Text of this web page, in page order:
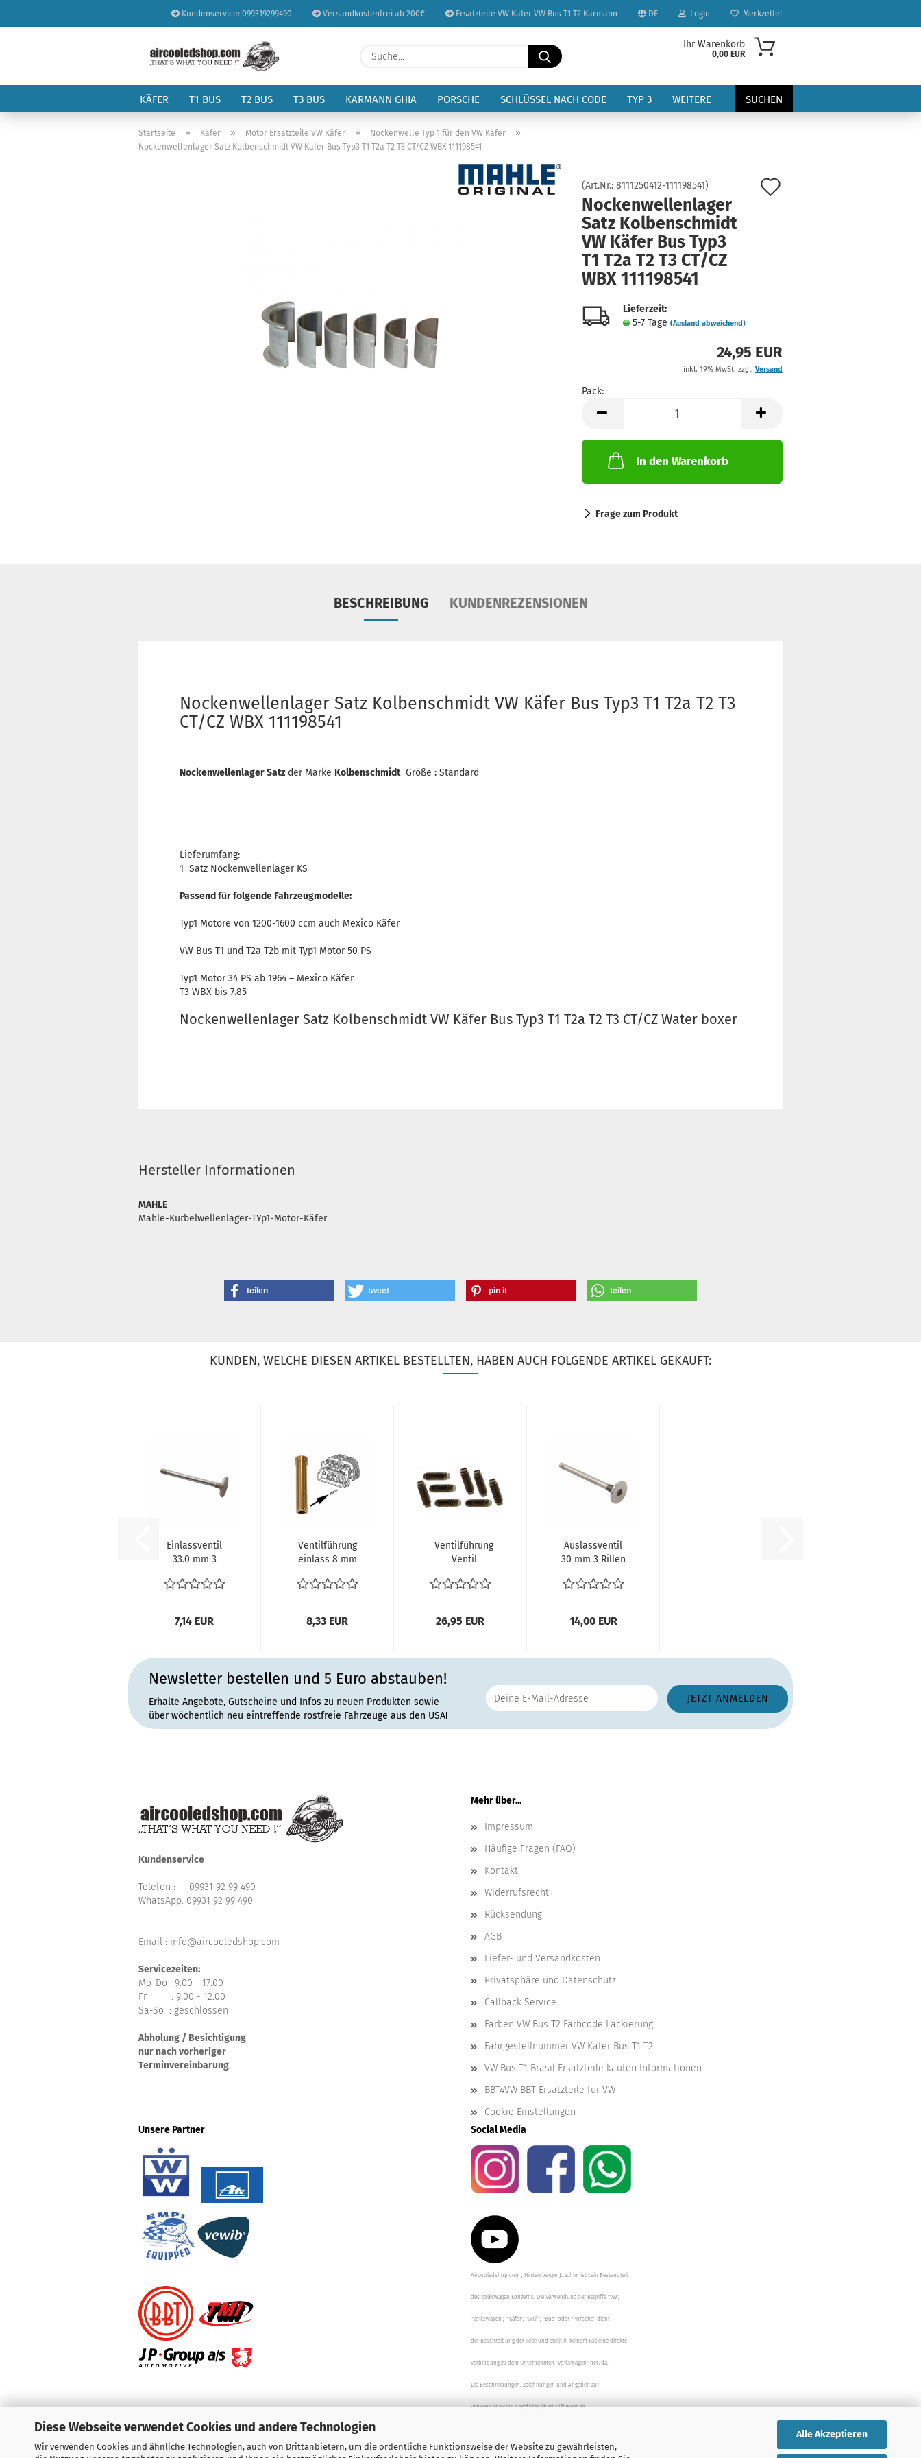
Diese Webseite verwendet Cookies und andere Technologien
Wir verwenden Cookies und ähnliche Technologien, auch von Drittanbietern, um die ordentliche Funktionsweise der Website zu gewährleisten,
Alle Akzeptieren
Kundenservice: 099319299490 Versandkostenfrei ab 200€ Ersatzteile VW Käfer VW Bus T1 T2 Karmann DE
Sprache auswählen
Lieferland
Login
Konto erstellen
Passwort vergessen?
Merkzettel
Suche...
Ihr Warenkorb
0,00 EUR
KÄFER T1 BUS T2 BUS T3 BUS KARMANN GHIA PORSCHE SCHLÜSSEL NACH CODE TYP 3 SUCHEN
WEITERE
Startseite » Käfer » Motor Ersatzteile VW Käfer » Nockenwelle Typ 1 für den VW Käfer »
Nockenwellenlager Satz Kolbenschmidt VW Käfer Bus Typ3 T1 T2a T2 T3 CT/CZ WBX 111198541
(Art.Nr.: 8111250412-111198541)
Nockenwellenlager
Satz Kolbenschmidt
VW Käfer Bus Typ3
T1 T2a T2 T3 CT/CZ
WBX 111198541
Lieferzeit:
5-7 Tage (Ausland abweichend)
24,95 EUR
inkl. 19% MwSt. zzgl. Versand
Pack:
Pack
In den Warenkorb
Frage zum Produkt
BESCHREIBUNG KUNDENREZENSIONEN
Nockenwellenlager Satz Kolbenschmidt VW Käfer Bus Typ3 T1 T2a T2 T3
CT/CZ WBX 111198541
Nockenwellenlager Satz der Marke KolbenschmidtGröße : Standard
Lieferumfang:
1 Satz Nockenwellenlager KS
Passend für folgende Fahrzeugmodelle:
Typ1 Motore von 1200-1600 ccm auch Mexico Käfer
VW Bus T1 und T2a T2b mit Typ1 Motor 50 PS
Typ1 Motor 34 PS ab 1964 – Mexico Käfer
T3 WBX bis 7.85
Nockenwellenlager Satz Kolbenschmidt VW Käfer Bus Typ3 T1 T2a T2 T3 CT/CZ Water boxer
Hersteller Informationen
MAHLE
Mahle-Kurbelwellenlager-TYp1-Motor-Käfer
teilen tweet pin it teilen
KUNDEN, WELCHE DIESEN ARTIKEL BESTELLTEN, HABEN AUCH FOLGENDE ARTIKEL GEKAUFT:
Einlassventil
33.0 mm 3
Einlaßventil
7,14 EUR
Ventilführung
einlass 8 mm
Käfer VW Bus...
8,33 EUR
Ventilführung
Ventil
M8 Typ1
26,95 EUR
Auslassventil
30 mm 3 Rillen
29 kW (34-40...
14,00 EUR
Newsletter bestellen und 5 Euro abstauben!
Erhalte Angebote, Gutscheine und Infos zu neuen Produkten sowie
über wöchentlich neu eintreffende rostfreie Fahrzeuge aus den USA!
Kundenservice
Telefon : 09931 92 99 490
WhatsApp: 09931 92 99 490
Email : info@aircooledshop.com
Servicezeiten:
Mo-Do : 9.00 - 17.00
Fr : 9.00 - 12.00
Sa-So : geschlossen
Abholung / Besichtigung
nur nach vorheriger
Terminvereinbarung
Mehr über...
Impressum
Häufige Fragen (FAQ)
Kontakt
Widerrufsrecht
Rücksendung
AGB
Liefer- und Versandkosten
Privatsphäre und Datenschutz
Callback Service
Farben VW Bus T2 Farbcode Lackierung
Fahrgestellnummer VW Käfer Bus T1 T2
VW Bus T1 Brasil Ersatzteile kaufen Informationen
BBT4VW BBT Ersatzteile für VW
Cookie Einstellungen
Unsere Partner
Social Media
Aircooledshop.com , Hintersberger Joachim ist kein Bestandteil
des Volkswagen Konzerns. Die Verwendung der Begriffe "VW",
"Volkswagen", "Käfer", "Golf", "Bus" oder "Porsche" dient
der Beschreibung der Teile und stellt in keinem Fall eine direkte
Verbindung zu dem Unternehmen "Volkswagen" her/da.
Die Beschreibungen, Zeichnungen und Angaben zur
Verwendung sind sorgfältig überprüft worden.
Vertrag widerrufen